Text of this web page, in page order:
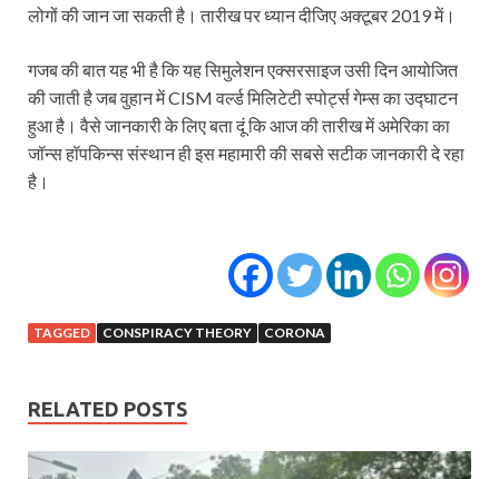
लोगों की जान जा सकती है। तारीख पर ध्यान दीजिए अक्टूबर 2019 में।
गजब की बात यह भी है कि यह सिमुलेशन एक्सरसाइज उसी दिन आयोजित
की जाती है जब वुहान में CISM वर्ल्ड मिलिटेटी स्पोर्ट्स गेम्स का उद्घाटन
हुआ है। वैसे जानकारी के लिए बता दूं कि आज की तारीख में अमेरिका का
जॉन्स हॉपकिन्स संस्थान ही इस महामारी की सबसे सटीक जानकारी दे रहा
है।
TAGGED CONSPIRACY THEORY CORONA
RELATED POSTS